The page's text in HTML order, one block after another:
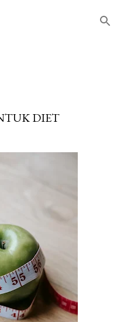
DIET